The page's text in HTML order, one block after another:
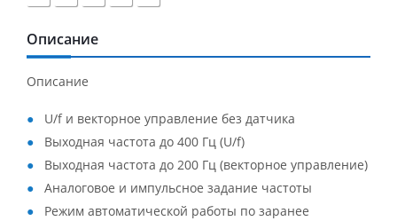
Описание
Описание
U/f и векторное управление без датчика
Выходная частота до 400 Гц (U/f)
Выходная частота до 200 Гц (векторное управление)
Аналоговое и импульсное задание частоты
Режим автоматической работы по заранее